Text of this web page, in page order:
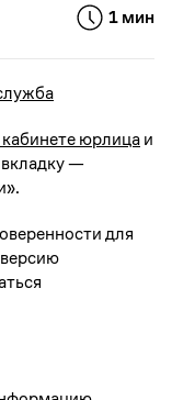
1 мин
юрлицаи
—
для